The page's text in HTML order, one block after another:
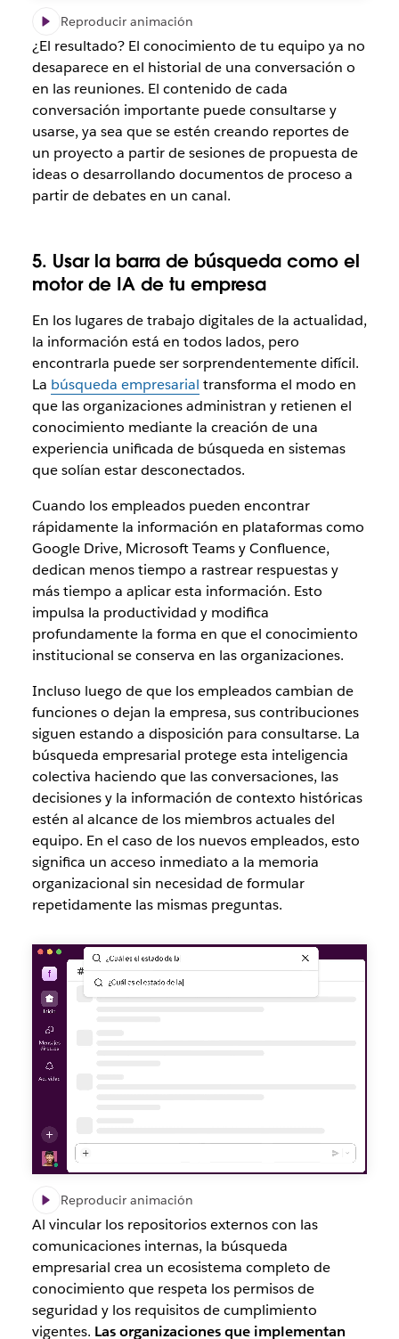
Reproducir animación
¿El resultado? El conocimiento de tu equipo ya no
desaparece en el historial de una conversación o
en las reuniones. El contenido de cada
conversación importante puede consultarse y
usarse, ya sea que seestén creando reportes de
un proyecto a partir de sesiones de propuesta de
ideas o desarrollando documentos de proceso a
partir de debates en un canal.
5. Usar la barra de búsqueda como el
motor de IA de tu empresa
En los lugares de trabajo digitales de la actualidad,
la información está en todos lados, pero
encontrarla puede ser sorprendentemente difícil.
La búsqueda empresarial transforma el modo en
que las organizaciones administran y retienen el
conocimiento mediante la creación de una
experiencia unificada de búsqueda en sistemas
que solían estar desconectados.
Cuando los empleados pueden encontrar
rápidamente la información en plataformas como
Google Drive, Microsoft Teams y Confluence,
dedican menos tiempo a rastrear respuestas y
más tiempo a aplicar esta información. Esto
impulsa la productividad y modifica
profundamente la forma en que el conocimiento
institucional se conserva en las organizaciones.
Incluso luego de que los empleados cambian de
funciones o dejan la empresa, sus contribuciones
siguen estando a disposición para consultarse. La
búsqueda empresarial protege esta inteligencia
colectiva haciendo que las conversaciones, las
decisiones y la información de contexto históricas
estén al alcance de los miembros actuales del
equipo. En el caso de los nuevos empleados, esto
significa un acceso inmediato a la memoria
organizacional sin necesidad de formular
repetidamente las mismas preguntas.
Reproducir animación
Al vincular los repositorios externos con las
comunicaciones internas, la búsqueda
empresarial crea un ecosistema completo de
conocimiento que respeta los permisos de
seguridad y los requisitos de cumplimiento
vigentes. Las organizaciones que implementan